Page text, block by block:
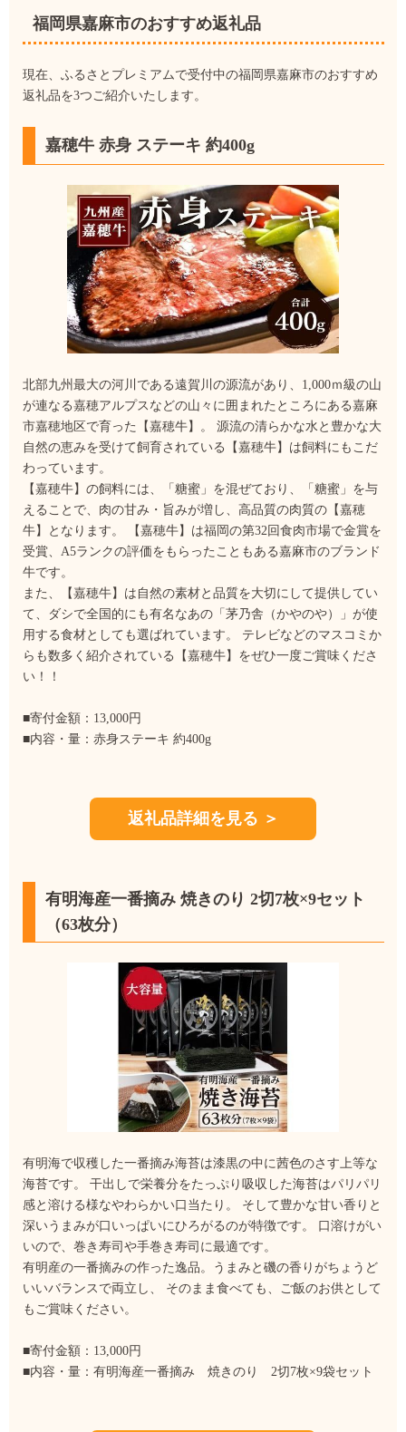
福岡県嘉麻市のおすすめ返礼品
現在、ふるさとプレミアムで受付中の福岡県嘉麻市のおすすめ
返礼品を3つご紹介いたします。
嘉穂牛 赤身 ステーキ 約400g
北部九州最大の河川である遠賀川の源流があり、1,000ｍ級の山
が連なる嘉穂アルプスなどの山々に囲まれたところにある嘉麻
市嘉穂地区で育った【嘉穂牛】。 源流の清らかな水と豊かな大
自然の恵みを受けて飼育されている【嘉穂牛】は飼料にもこだ
わっています。
【嘉穂牛】の飼料には、「糖蜜」を混ぜており、「糖蜜」を与
えることで、肉の甘み・旨みが増し、高品質の肉質の【嘉穂
牛】となります。 【嘉穂牛】は福岡の第32回食肉市場で金賞を
受賞、A5ランクの評価をもらったこともある嘉麻市のブランド
牛です。
また、【嘉穂牛】は自然の素材と品質を大切にして提供してい
て、ダシで全国的にも有名なあの「茅乃舎（かやのや）」が使
用する食材としても選ばれています。 テレビなどのマスコミか
らも数多く紹介されている【嘉穂牛】をぜひ一度ご賞味くださ
い！！
■寄付金額：13,000円
■内容・量：赤身ステーキ 約400g
返礼品詳細を見る ＞
有明海産一番摘み 焼きのり 2切7枚×9セット
（63枚分）
有明海で収穫した一番摘み海苔は漆黒の中に茜色のさす上等な
海苔です。 干出しで栄養分をたっぷり吸収した海苔はパリパリ
感と溶ける様なやわらかい口当たり。 そして豊かな甘い香りと
深いうまみが口いっぱいにひろがるのが特徴です。 口溶けがい
いので、巻き寿司や手巻き寿司に最適です。
有明産の一番摘みの作った逸品。うまみと磯の香りがちょうど
いいバランスで両立し、 そのまま食べても、ご飯のお供として
もご賞味ください。
■寄付金額：13,000円
■内容・量：有明海産一番摘み 焼きのり 2切7枚×9袋セット